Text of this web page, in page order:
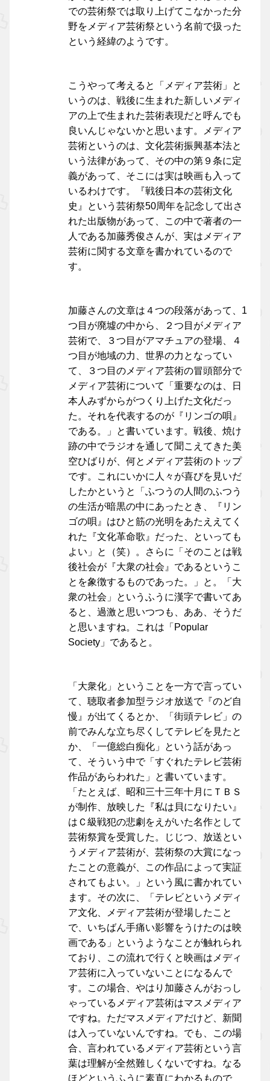
での芸術祭では取り上げてこなかった分
野をメディア芸術祭という名前で扱った
という経緯のようです。
こうやって考えると「メディア芸術」と
いうのは、戦後に生まれた新しいメディ
アの上で生まれた芸術表現だと呼んでも
良いんじゃないかと思います。メディア
芸術というのは、文化芸術振興基本法と
いう法律があって、その中の第９条に定
義があって、そこには実は映画も入って
いるわけです。『戦後日本の芸術文化
史』という芸術祭50周年を記念して出さ
れた出版物があって、この中で著者の一
人である加藤秀俊さんが、実はメディア
芸術に関する文章を書かれているので
す。
加藤さんの文章は４つの段落があって、1
つ目が廃墟の中から、２つ目がメディア
芸術で、３つ目がアマチュアの登場、４
つ目が地域の力、世界の力となってい
て、３つ目のメディア芸術の冒頭部分で
メディア芸術について「重要なのは、日
本人みずからがつくり上げた文化だっ
た。それを代表するのが『リンゴの唄』
である。」と書いています。戦後、焼け
跡の中でラジオを通して聞こえてきた美
空ひばりが、何とメディア芸術のトップ
です。これにいかに人々が喜びを見いだ
したかというと「ふつうの人間のふつう
の生活が暗黒の中にあったとき、『リン
ゴの唄』はひと筋の光明をあたええてく
れた『文化革命歌』だった、といっても
よい」と（笑）。さらに「そのことは戦
後社会が『大衆の社会』であるというこ
とを象徴するものであった。」と。「大
衆の社会」というふうに漢字で書いてあ
ると、過激と思いつつも、ああ、そうだ
と思いますね。これは「Popular
Society」であると。
「大衆化」ということを一方で言ってい
て、聴取者参加型ラジオ放送で『のど自
慢』が出てくるとか、「街頭テレビ」の
前でみんな立ち尽くしてテレビを見たと
か、「一億総白痴化」という話があっ
て、そういう中で「すぐれたテレビ芸術
作品があらわれた」と書いています。
「たとえば、昭和三十三年十月にＴＢＳ
が制作、放映した『私は貝になりたい』
はＣ級戦犯の悲劇をえがいた名作として
芸術祭賞を受賞した。じじつ、放送とい
うメディア芸術が、芸術祭の大賞になっ
たことの意義が、この作品によって実証
されてもよい。」という風に書かれてい
ます。その次に、「テレビというメディ
ア文化、メディア芸術が登場したこと
で、いちばん手痛い影響をうけたのは映
画である」というようなことが触れられ
ており、この流れで行くと映画はメディ
ア芸術に入っていないことになるんで
す。この場合、やはり加藤さんがおっし
ゃっているメディア芸術はマスメディア
ですね。ただマスメディアだけど、新聞
は入っていないんですね。でも、この場
合、言われているメディア芸術という言
葉は理解が全然難しくないですね。なる
ほどというふうに素直にわかるもので